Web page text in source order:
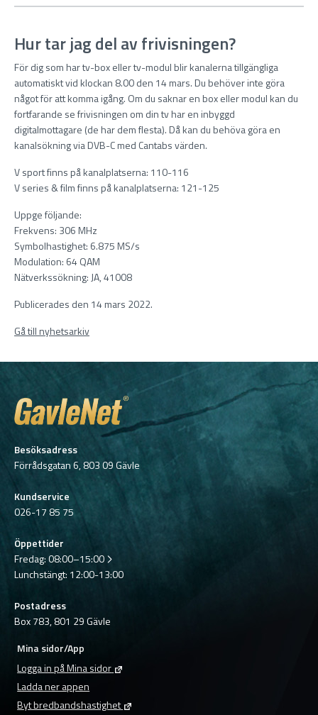
Hur tar jag del av frivisningen?
För dig som har tv-box eller tv-modul blir kanalerna tillgängliga
automatiskt vid klockan 8.00 den 14 mars. Du behöver inte göra
något för att komma igång. Om du saknar en box eller modul kan du
fortfarande se frivisningen om din tv har en inbyggd
digitalmottagare (de har dem flesta). Då kan du behöva göra en
kanalsökning via DVB-C med Cantabs värden.
V sport finns på kanalplatserna: 110-116
V series & film finns på kanalplatserna: 121-125
Uppge följande:
Frekvens: 306 MHz
Symbolhastighet: 6.875 MS/s
Modulation: 64 QAM
Nätverkssökning: JA, 41008
Publicerades den 14 mars 2022.
Gå till nyhetsarkiv
Besöksadress
Förrådsgatan 6, 803 09 Gävle
Kundservice
026-17 85 75
Öppettider
Fredag:08:00–15:00
Lunchstängt: 12:00-13:00
Postadress
Box 783, 801 29 Gävle
Mina sidor/App
Logga in på Mina sidor
Ladda ner appen
Byt bredbandshastighet